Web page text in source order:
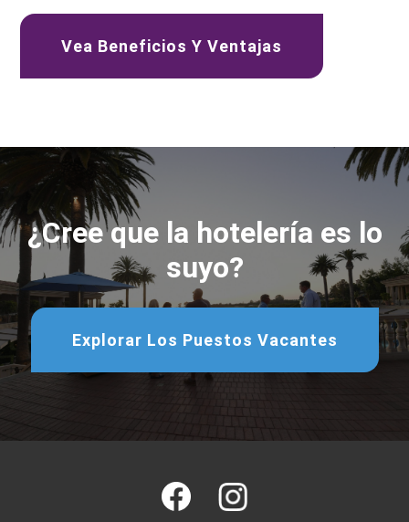
Vea Beneficios Y Ventajas
¿Cree que la hotelería es lo
suyo?
Explorar Los Puestos Vacantes